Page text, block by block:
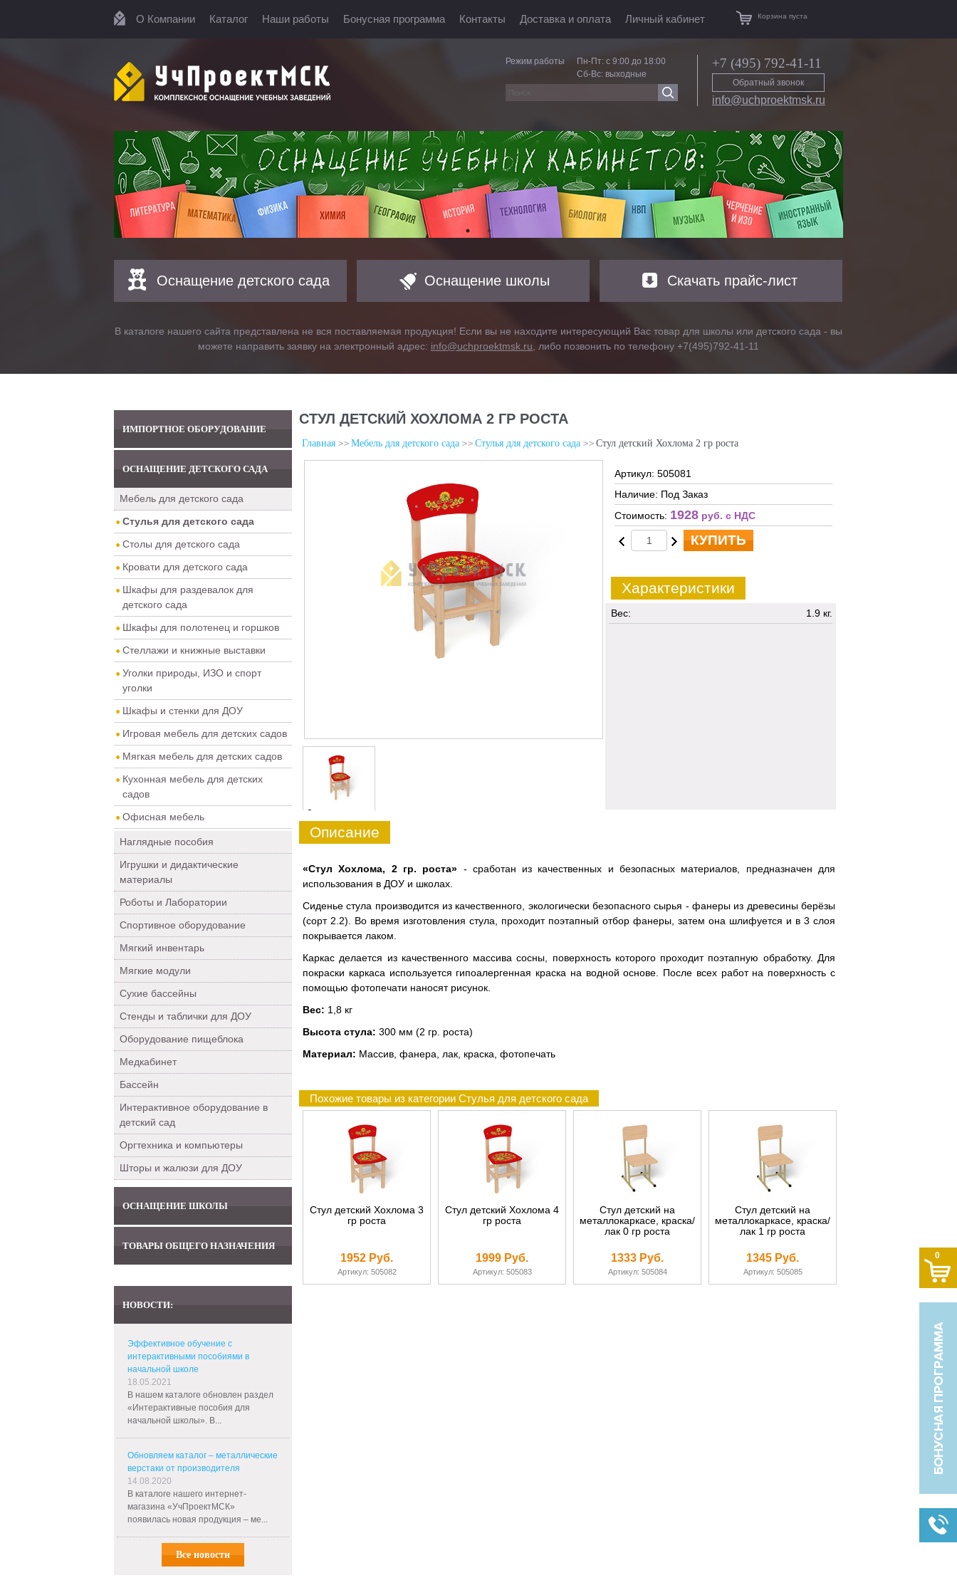
О Компании Каталог Наши работы Бонусная программа Контакты Доставка и оплата Личный кабинет Корзина пуста
Режим работы
Пн-Пт: с 9:00 до 18:00
Сб-Вс: выходные
+7 (495) 792-41-11
Обратный звонок
info@uchproektmsk.ru
Оснащение детского сада Оснащение школы Скачать прайс-лист
В каталоге нашего сайта представлена не вся поставляемая продукция! Если вы не находите интересующий Вас товар для школы или детского сада - вы
можете направить заявку на электронный адрес: info@uchproektmsk.ru , либо позвонить по телефону +7(495)792-41-11
ИМПОРТНОЕ ОБОРУДОВАНИЕ
ОСНАЩЕНИЕ ДЕТСКОГО САДА
Мебель для детского сада
Стулья для детского сада
Столы для детского сада
Кровати для детского сада
Шкафы для раздевалок для
детского сада
Шкафы для полотенец и горшков
Стеллажи и книжные выставки
Уголки природы, ИЗО и спорт
уголки
Шкафы и стенки для ДОУ
Игровая мебель для детских садов
Мягкая мебель для детских садов
Кухонная мебель для детских
садов
Офисная мебель
Наглядные пособия
Игрушки и дидактические
материалы
Роботы и Лаборатории
Спортивное оборудование
Мягкий инвентарь
Мягкие модули
Сухие бассейны
Стенды и таблички для ДОУ
Оборудование пищеблока
Медкабинет
Бассейн
Интерактивное оборудование в
детский сад
Оргтехника и компьютеры
Шторы и жалюзи для ДОУ
ОСНАЩЕНИЕ ШКОЛЫ
ТОВАРЫ ОБЩЕГО НАЗНАЧЕНИЯ
НОВОСТИ:
Эффективное обучение с
интерактивными пособиями в
начальной школе
18.05.2021
В нашем каталоге обновлен раздел
«Интерактивные пособия для
начальной школы». В...
Обновляем каталог – металлические
верстаки от производителя
14.08.2020
В каталоге нашего интернет-
магазина «УчПроектМСК»
появилась новая продукция – ме...
Все новости
СТУЛ ДЕТСКИЙ ХОХЛОМА 2 ГР РОСТА
Главная Мебель для детского сада Стулья для детского сада Стул детский Хохлома 2 гр роста
0
Артикул: 505081
Наличие: Под Заказ
Стоимость: 1928 руб. c НДС
КУПИТЬ
Характеристики
Вес: 1.9 кг.
Описание
«Стул Хохлома, 2 гр. роста» - сработан из качественных и безопасных материалов, предназначен для
использования в ДОУ и школах.
Сиденье стула производится из качественного, экологически безопасного сырья - фанеры из древесины берёзы
(сорт 2.2). Во время изготовления стула, проходит поэтапный отбор фанеры, затем она шлифуется и в 3 слоя
покрывается лаком.
Каркас делается из качественного массива сосны, поверхность которого проходит поэтапную обработку. Для
покраски каркаса используется гипоалергенная краска на водной основе. После всех работ на поверхность с
помощью фотопечати наносят рисунок.
Вес: 1,8 кг
Высота стула: 300 мм (2 гр. роста)
Материал: Массив, фанера, лак, краска, фотопечать
Похожие товары из категории Стулья для детского сада
Стул детский Хохлома 3
гр роста
1952 Руб.
Артикул: 505082
Стул детский Хохлома 4
гр роста
1999 Руб.
Артикул: 505083
Стул детский на
металлокаркасе, краска/
лак 0 гр роста
1333 Руб.
Артикул: 505084
Стул детский на
металлокаркасе, краска/
лак 1 гр роста
1345 Руб.
Артикул: 505085
0